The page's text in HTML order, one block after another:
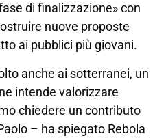
di finalizzazione» con
nuove proposte
ai pubblici più giovani.
anche ai sotterranei, un
intende valorizzare
chiedere un contributo
– ha spiegato Rebola